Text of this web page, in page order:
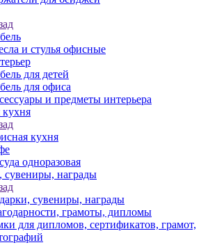
и стулья офисные
для детей
для офиса
и предметы интерьера
кухня
одноразовая
сувениры, награды
сувениры, награды
грамоты, дипломы
для дипломов, сертификатов, грамот,